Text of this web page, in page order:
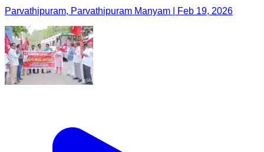
Parvathipuram, Parvathipuram Manyam | Feb 19, 2026